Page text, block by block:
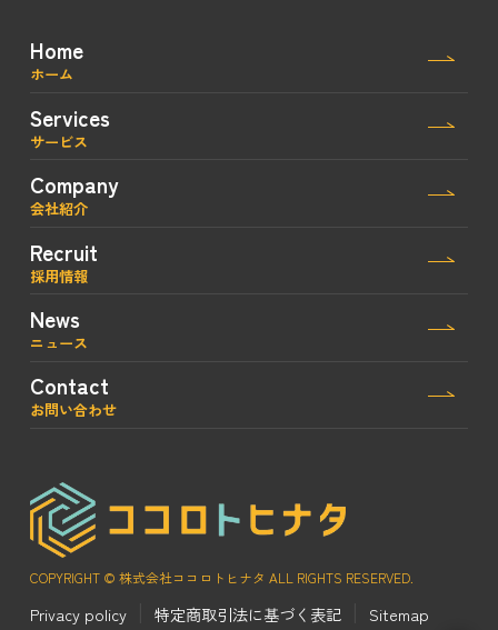
COPYRIGHT © 株式会社ココロトヒナタ ALL RIGHTS RESERVED.
Privacy policy 特定商取引法に基づく表記 Sitemap
Home
ホーム
Services
サービス
Company
会社紹介
Recruit
採用情報
News
ニュース
Contact
お問い合わせ